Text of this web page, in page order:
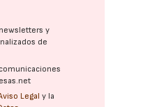
y
de
Legal y la